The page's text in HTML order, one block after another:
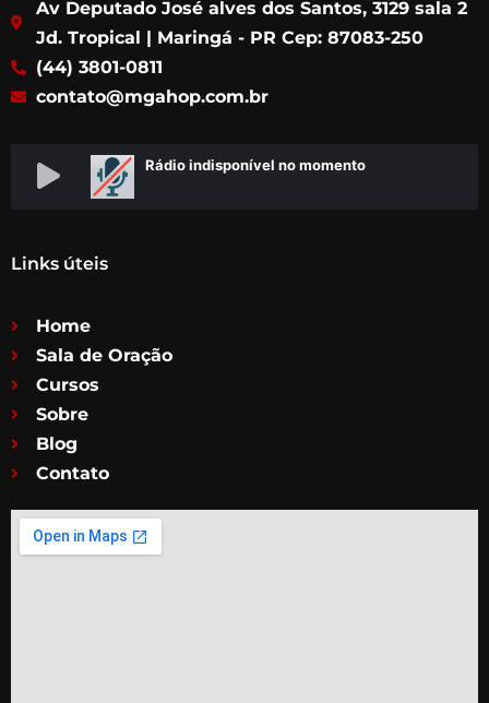
o
o
k
g
r
a
m
e
r
b
e
Av Deputado José alves dos Santos, 3129 sala 2
Jd. Tropical | Maringá - PR Cep: 87083-250
(44) 3801-0811
contato@mgahop.com.br
Links úteis
Home
Sala de Oração
Cursos
Sobre
Blog
Contato